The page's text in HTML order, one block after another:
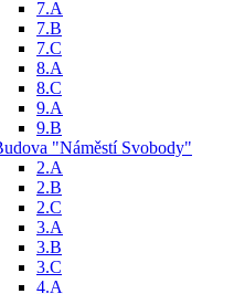
7.A
7.B
7.C
8.A
8.C
9.A
9.B
"Náměstí Svobody"
2.A
2.B
2.C
3.A
3.B
3.C
4.A